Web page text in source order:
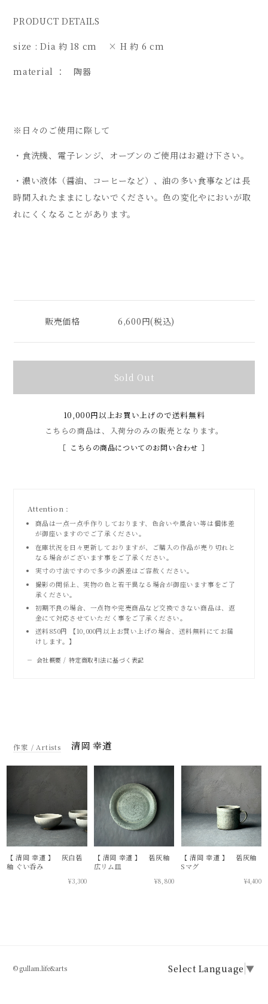
PRODUCT DETAILS
size : Dia 約 18 cm × H 約 6 cm
material ： 陶器
※日々のご使用に際して
・食洗機、電子レンジ、オーブンのご使用はお避け下さい。
・濃い液体（醤油、コーヒーなど）、油の多い食事などは長
時間入れたままにしないでください。色の変化やにおいが取
れにくくなることがあります。
販売価格 6,600円(税込)
Sold Out
10,000円以上お買い上げので送料無料
こちらの商品は、入荷分のみの販売となります。
こちらの商品についてのお問い合わせ
Attention :
商品は一点一点手作りしております、色合いや風合い等は個体差
が御座いますのでご了承ください。
在庫状況を日々更新しておりますが、ご購入の作品が売り切れと
なる場合がございます事をご了承ください。
実寸の寸法ですので多少の誤差はご容赦ください。
撮影の関係上、実物の色と若干異なる場合が御座います事をご了
承ください。
初期不良の場合、一点物や完売商品など交換できない商品は、返
金にて対応させていただく事をご了承ください。
送料850円 【10,000円以上お買い上げの場合、送料無料にてお届
けします。】
会社概要 / 特定商取引法に基づく表記
清岡 幸道
【 清岡 幸道 】 灰白碧
釉 ぐい呑み
¥3,300
【 清岡 幸道 】 碧灰釉
広リム皿
¥8,800
【 清岡 幸道 】 碧灰釉
Sマグ
¥4,400
© gullam.life&arts Select Language ▼